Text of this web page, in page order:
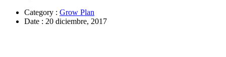
Category : Grow Plan
Date : 20 diciembre, 2017